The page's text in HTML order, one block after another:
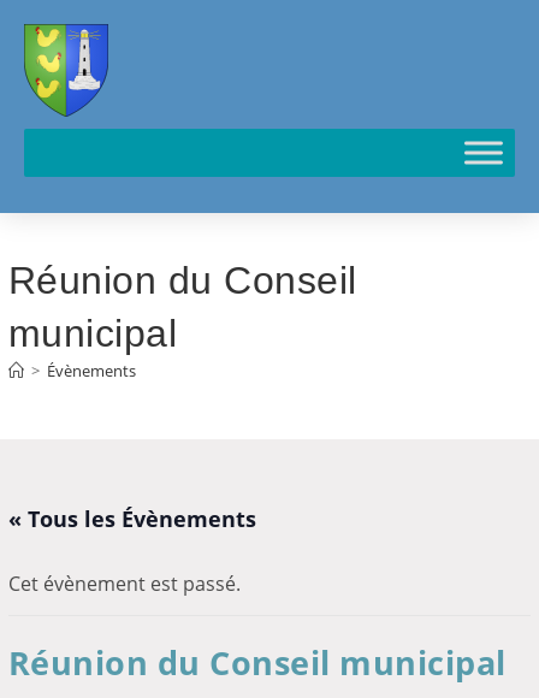
Réunion du Conseil
municipal
> Évènements
« Tous les Évènements
Cet évènement est passé.
Réunion du Conseil municipal